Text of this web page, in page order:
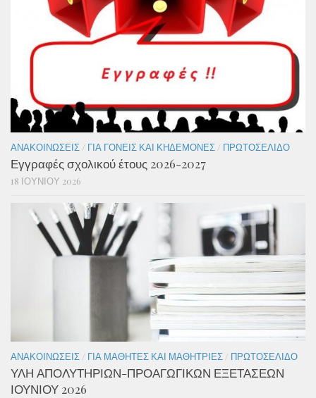
ΑΝΑΚΟΙΝΏΣΕΙΣ / ΓΙΑ ΓΟΝΕΊΣ ΚΑΙ ΚΗΔΕΜΌΝΕΣ / ΠΡΩΤΟΣΈΛΙΔΟ
Εγγραφές σχολικού έτους 2026-2027
18 ΙΟΥΝΊΟΥ 2026
ΑΝΑΚΟΙΝΏΣΕΙΣ / ΓΙΑ ΜΑΘΗΤΈΣ ΚΑΙ ΜΑΘΉΤΡΙΕΣ / ΠΡΩΤΟΣΈΛΙΔΟ
ΥΛΗ ΑΠΟΛΥΤΗΡΙΩΝ-ΠΡΟΑΓΩΓΙΚΩΝ ΕΞΕΤΑΣΕΩΝ
ΙΟΥΝΙΟΥ 2026